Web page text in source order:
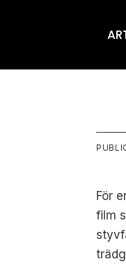
För
film